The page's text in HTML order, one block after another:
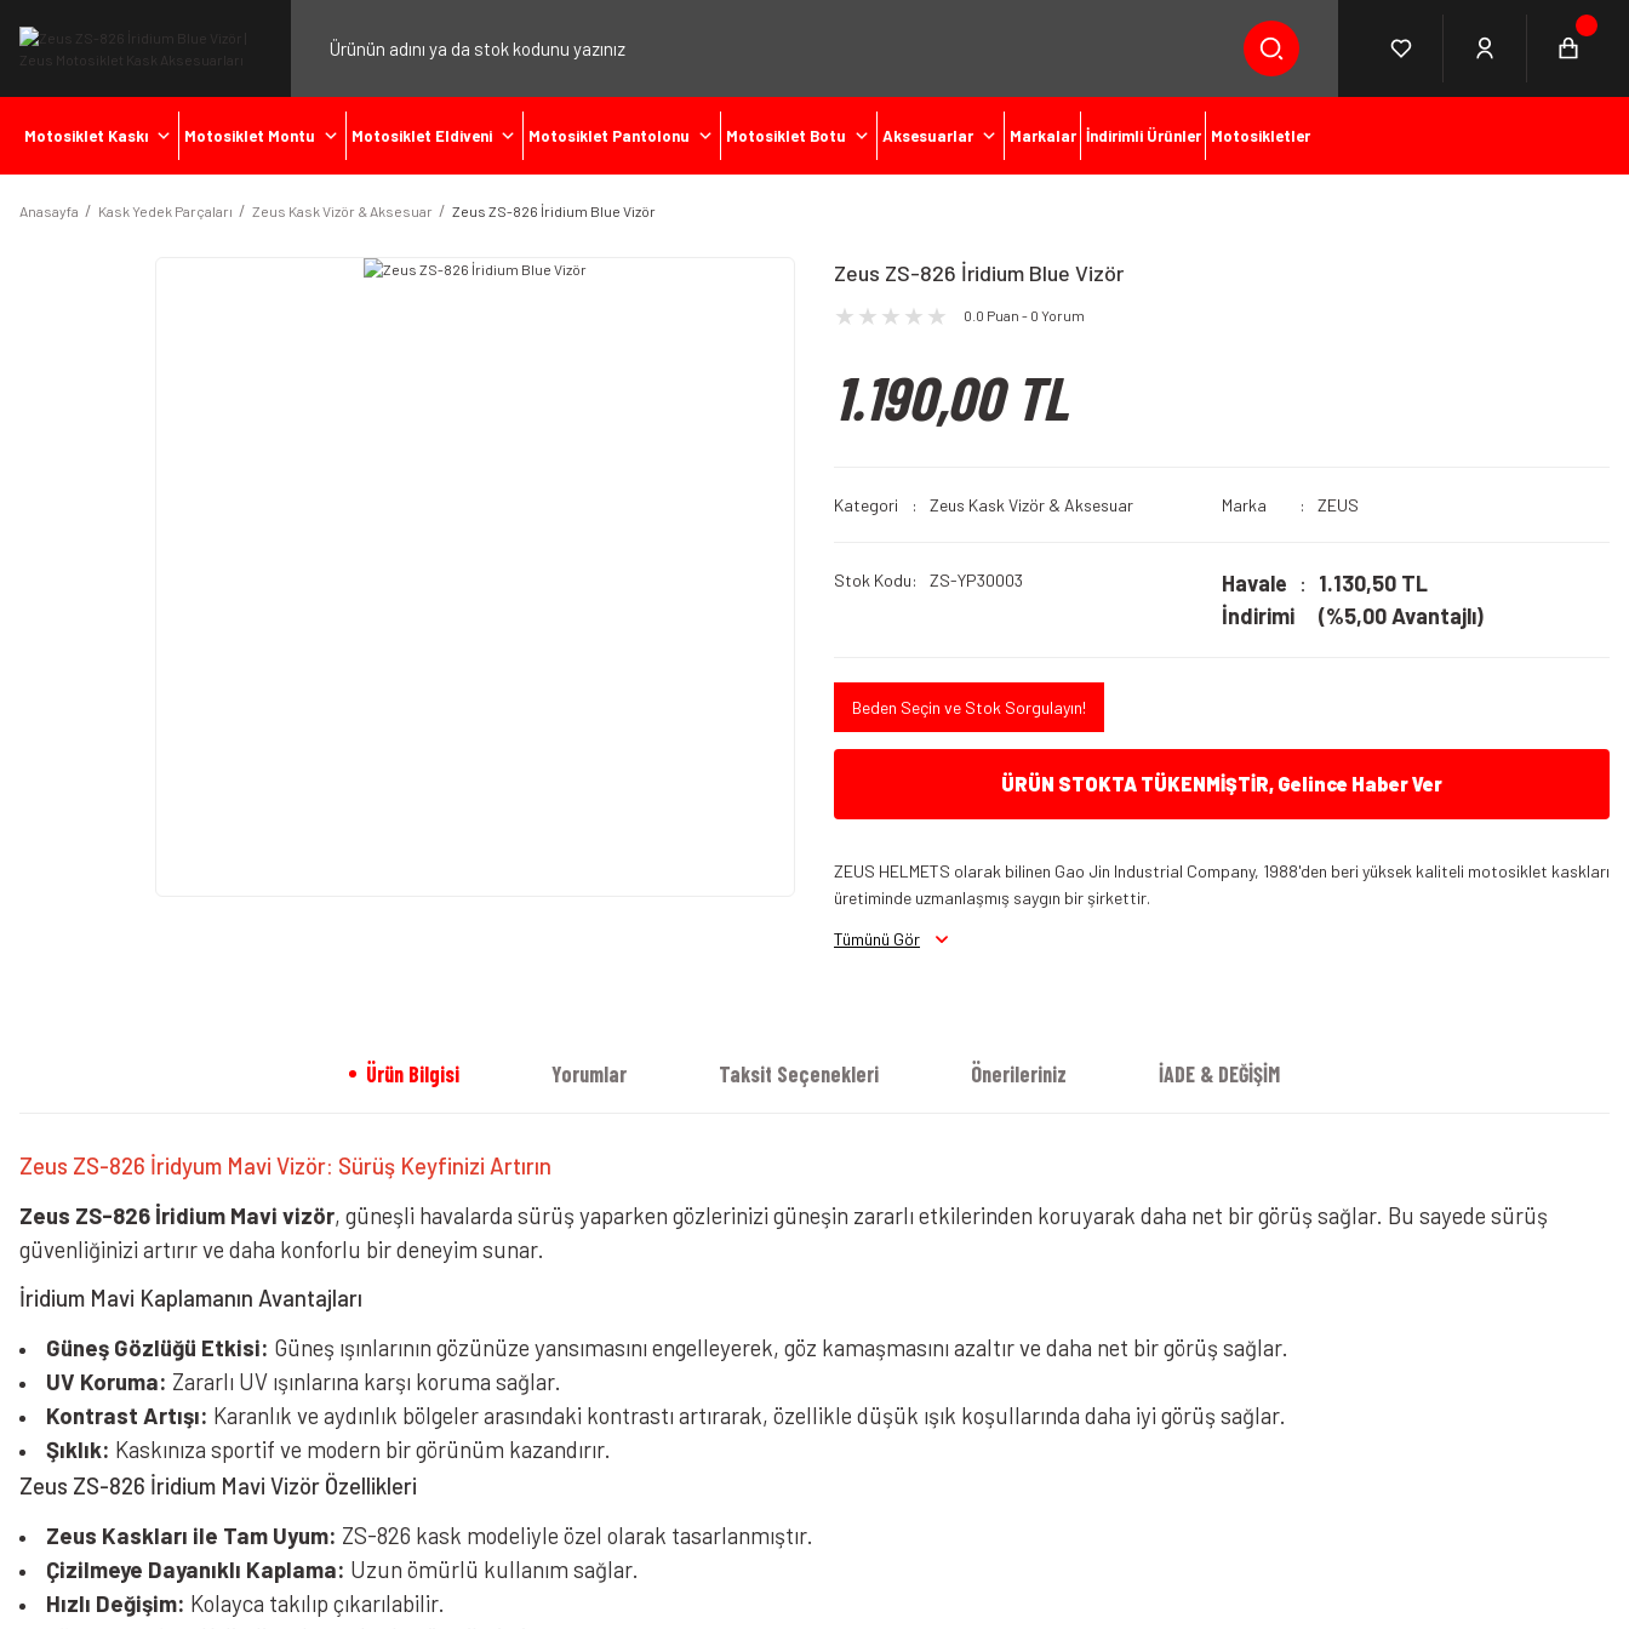
Motosiklet Kaskı Motosiklet Montu Motosiklet Eldiveni Motosiklet Pantolonu Motosiklet Botu Aksesuarlar Markalar İndirimli Ürünler Motosikletler
Anasayfa Kask Yedek Parçaları Zeus Kask Vizör & Aksesuar Zeus ZS-826 İridium Blue Vizör
Zeus ZS-826 İridium Blue Vizör
0.0 Puan - 0 Yorum
1.190,00 TL
Kategori Zeus Kask Vizör & Aksesuar Marka ZEUS
Stok Kodu ZS-YP30003
Havale
İndirimi
1.130,50 TL
(%5,00 Avantajlı)
Beden Seçin ve Stok Sorgulayın!
ÜRÜN STOKTA TÜKENMİŞTİR, Gelince Haber Ver
ZEUS HELMETS olarak bilinen Gao Jin Industrial Company, 1988'den beri yüksek kaliteli motosiklet kaskları
üretiminde uzmanlaşmış saygın bir şirkettir.
Tümünü Gör
Ürün Bilgisi Yorumlar Taksit Seçenekleri Önerileriniz İADE & DEĞİŞİM
Zeus ZS-826 İridyum Mavi Vizör: Sürüş Keyfinizi Artırın
Zeus ZS-826 İridium Mavi vizör, güneşli havalarda sürüş yaparken gözlerinizi güneşin zararlı etkilerinden koruyarak daha net bir görüş sağlar. Bu sayede sürüş
güvenliğinizi artırır ve daha konforlu bir deneyim sunar.
İridium Mavi Kaplamanın Avantajları
Güneş Gözlüğü Etkisi: Güneş ışınlarının gözünüze yansımasını engelleyerek, göz kamaşmasını azaltır ve daha net bir görüş sağlar.
UV Koruma: Zararlı UV ışınlarına karşı koruma sağlar.
Kontrast Artışı: Karanlık ve aydınlık bölgeler arasındaki kontrastı artırarak, özellikle düşük ışık koşullarında daha iyi görüş sağlar.
Şıklık: Kaskınıza sportif ve modern bir görünüm kazandırır.
Zeus ZS-826 İridium Mavi Vizör Özellikleri
Zeus Kaskları ile Tam Uyum: ZS-826 kask modeliyle özel olarak tasarlanmıştır.
Çizilmeye Dayanıklı Kaplama: Uzun ömürlü kullanım sağlar.
Hızlı Değişim: Kolayca takılıp çıkarılabilir.